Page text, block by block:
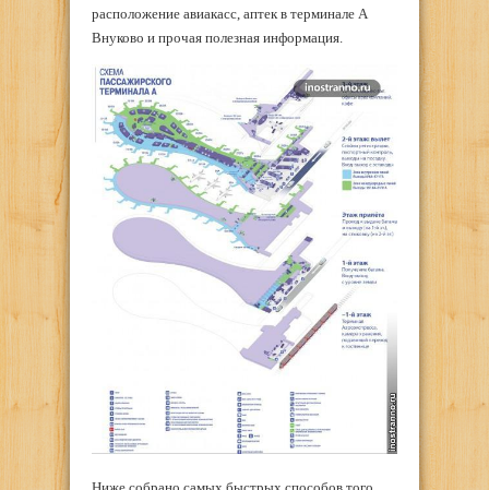
расположение авиакасс, аптек в терминале А
Внуково и прочая полезная информация.